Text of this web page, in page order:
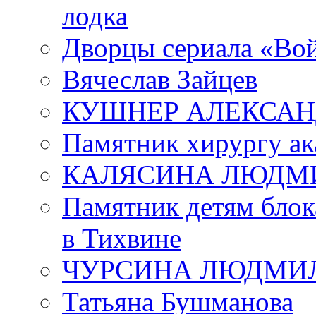
лодка
Дворцы сериала
Вячеслав Зайцев
КУШНЕР
Памятник хирургу
КАЛЯСИНА
Памятник детям
в Тихвине
ЧУРСИНА
Татьяна Бушманова